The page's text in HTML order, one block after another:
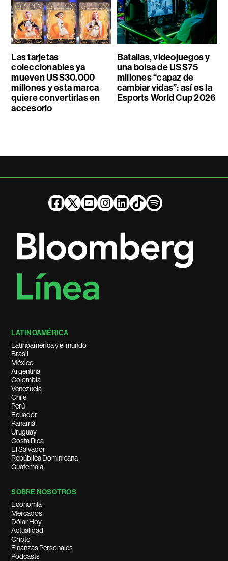
Las tarjetas
coleccionables ya
mueven US$30.000
millones y esta marca
quiere convertirlas en
accesorio
Batallas, videojuegos y
una bolsa de US$75
millones “capaz de
cambiar vidas”: así es la
Esports World Cup 2026
LATINOAMÉRICA
Latinoamérica y el mundo
Brasil
México
Argentina
Colombia
Venezuela
Chile
Perú
Ecuador
Panamá
Uruguay
Costa Rica
El Salvador
República Dominicana
Guatemala
SOBRE NOSOTROS
Economía
Mercados
Dólar Hoy
Actualidad
Cripto
Finanzas Personales
Podcasts